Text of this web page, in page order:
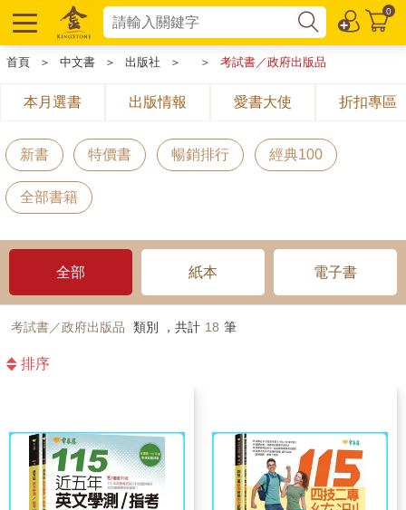
0
首頁 ＞ 中文書 ＞ 出版社 ＞ ＞ 考試書／政府出版品
本月選書 出版情報 愛書大使 折扣專區
新書 特價書 暢銷排行 經典100
全部書籍
全部 紙本 電子書
考試書／政府出版品 類別 ，共計 18 筆
排序